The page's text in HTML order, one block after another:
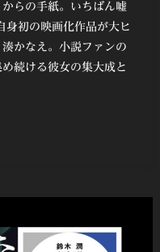
らの手紙。いちばん嘘
身初の映画化作品が大ヒ
かなえ。小説ファンの
続ける彼女の集大成と